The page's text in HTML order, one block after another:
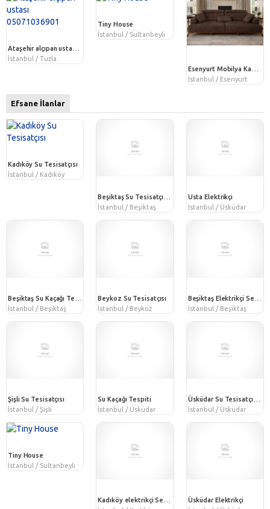
İstanbul / Tuzla
Tiny House
İstanbul / Sultanbeyli
İstanbul / Esenyurt
Efsane İlanlar
Kadıköy Su Tesisatçısı
İstanbul / Kadıköy
İstanbul / Beşiktaş
Usta Elektrikçi
İstanbul / Üsküdar
İstanbul / Beşiktaş
Beykoz Su Tesisatçısı
İstanbul / Beykoz
İstanbul / Beşiktaş
Şişli Su Tesisatçısı
İstanbul / Şişli
Su Kaçağı Tespiti
İstanbul / Üsküdar
İstanbul / Üsküdar
Tiny House
İstanbul / Sultanbeyli
Üsküdar Elektrikçi